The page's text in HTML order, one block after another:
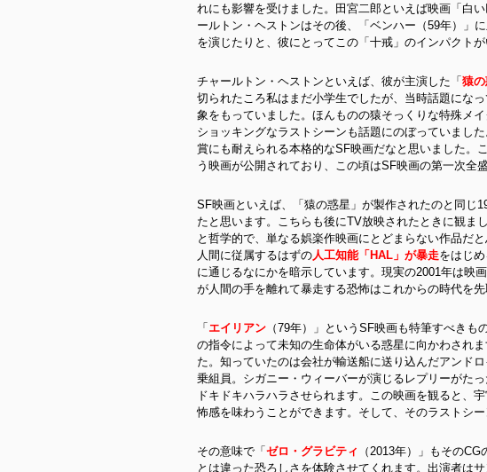
れにも影響を受けました。田宮二郎といえば映画「白
ールトン・ヘストンはその後、「ベンハー（59年）」
を演じたりと、彼にとってこの「十戒」のインパクト
チャールトン・ヘストンといえば、彼が主演した「 猿
切られたころ私はまだ小学生でしたが、当時話題にな
象をもっていました。ほんものの猿そっくりな特殊メ
ショッキングなラストシーンも話題にのぼっていまし
賞にも耐えられる本格的なSF映画だなと思いました。
う映画が公開されており、この頃はSF映画の第一次全
SF映画といえば、「猿の惑星」が製作されたのと同じ
たと思います。こちらも後にTV放映されたときに観ま
と哲学的で、単なる娯楽作映画にとどまらない作品だ
人間に従属するはずの 人工知能「HAL」が暴走をはじ
に通じるなにかを暗示しています。現実の2001年は映
が人間の手を離れて暴走する恐怖はこれからの時代を先
「 エイリアン （79年）」というSF映画も特筆すべき
の指令によって未知の生命体がいる惑星に向かわされ
た。知っていたのは会社が輸送船に送り込んだアンド
乗組員。シガニー・ウィーバーが演じるレプリーがた
ドキドキハラハラさせられます。この映画を観ると、
怖感を味わうことができます。そして、そのラストシ
その意味で「 ゼロ・グラビティ
（2013年）」もその
とは違った恐ろしさを体験させてくれます。出演者は